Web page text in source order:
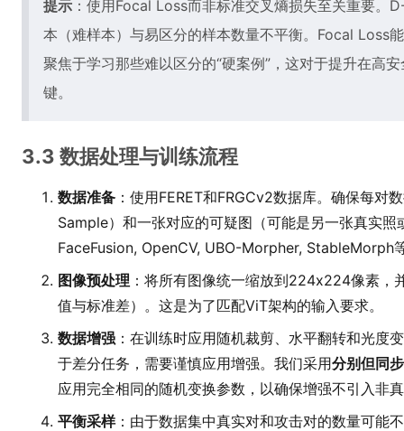
提示 ：使用Focal Loss而非标准交叉熵损失至关重要。
本（难样本）与易区分的样本数量不平衡。Focal Loss
聚焦于学习那些难以区分的“硬案例”，这对于提升在高
键。
3.3 数据处理与训练流程
数据准备 ：使用FERET和FRGCv2数据库。确保每对
Sample）和一张对应的可疑图（可能是另一张真实
FaceFusion, OpenCV, UBO-Morpher, StableMorph
图像预处理 ：将所有图像统一缩放到224x224像素，
值与标准差）。这是为了匹配ViT架构的输入要求。
数据增强 ：在训练时应用随机裁剪、水平翻转和光度
于差分任务，需要谨慎应用增强。我们采用分别但同步
应用完全相同的随机变换参数，以确保增强不引入非
平衡采样：由于数据集中真实对和攻击对的数量可能